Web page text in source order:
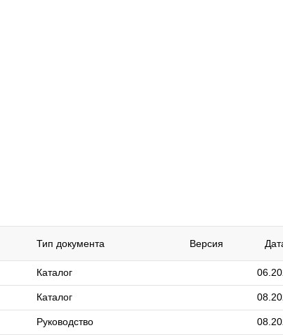
Тип документа Версия
Каталог
Каталог
Руководство